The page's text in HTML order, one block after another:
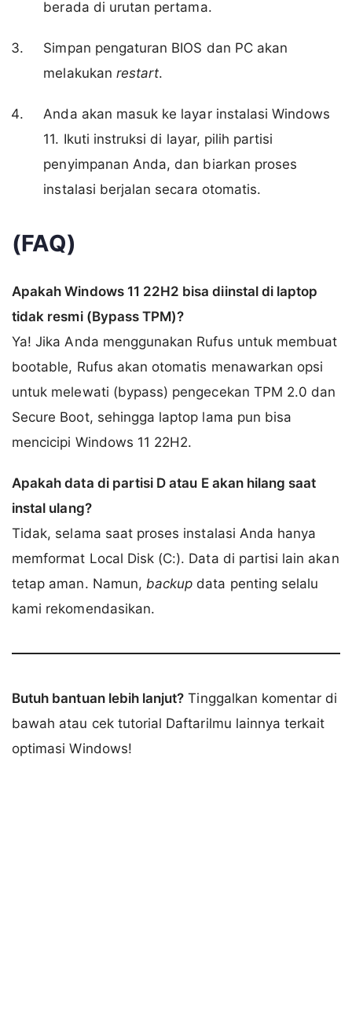
berada di urutan pertama.
Simpan pengaturan BIOS dan PC akan
melakukan restart.
Anda akan masuk ke layar instalasi Windows
11. Ikuti instruksi di layar, pilih partisi
penyimpanan Anda, dan biarkan proses
instalasi berjalan secara otomatis.
(FAQ)
Apakah Windows 11 22H2 bisa diinstal di laptop
tidak resmi (Bypass TPM)?
Ya! Jika Anda menggunakan Rufus untuk membuat
bootable, Rufus akan otomatis menawarkan opsi
untuk melewati (bypass) pengecekan TPM 2.0 dan
Secure Boot, sehingga laptop lama pun bisa
mencicipi Windows 11 22H2.
Apakah data di partisi D atau E akan hilang saat
instal ulang?
Tidak, selama saat proses instalasi Anda hanya
memformat Local Disk (C:). Data di partisi lain akan
tetap aman. Namun, backup data penting selalu
kami rekomendasikan.
Butuh bantuan lebih lanjut? Tinggalkan komentar di
bawah atau cek tutorial Daftarilmu lainnya terkait
optimasi Windows!